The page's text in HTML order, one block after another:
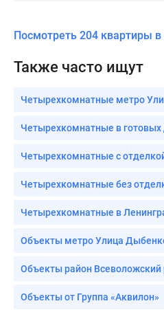
Посмотреть 204 квартиры
Также часто ищут
Четырехкомнатные метро
Четырехкомнатные в
Четырехкомнатные с
Четырехкомнатные без
Четырехкомнатные в
Объекты метро Улица
Объекты район Всеволожский
Объекты от Группа «Аквилон»